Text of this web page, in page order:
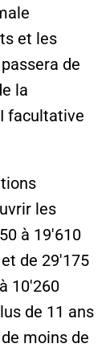
et les
de
la
facultative
les
à 19'610
de 29'175
10'260
de 11 ans
moins de